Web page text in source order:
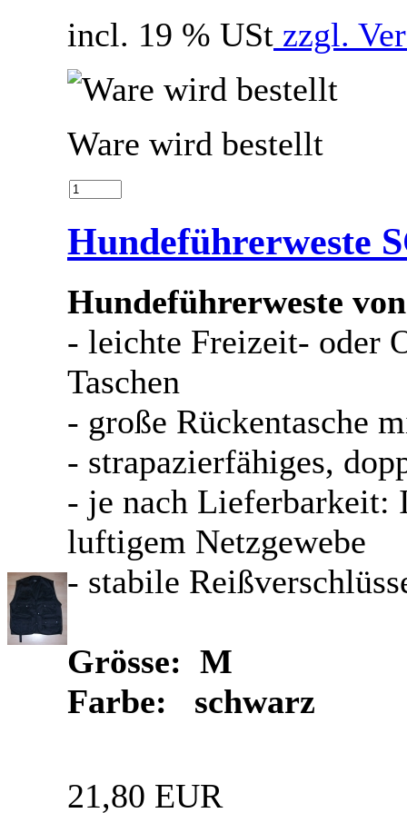
incl. 19 % USt zzgl.
Ware wird bestellt
Hundeführerweste
Hundeführerweste
- leichte Freizeit- oder
Taschen
- große Rückentasche
- strapazierfähiges,
- je nach Lieferbarkeit:
luftigem Netzgewebe
- stabile
Grösse: M
Farbe: schwarz
21,80 EUR